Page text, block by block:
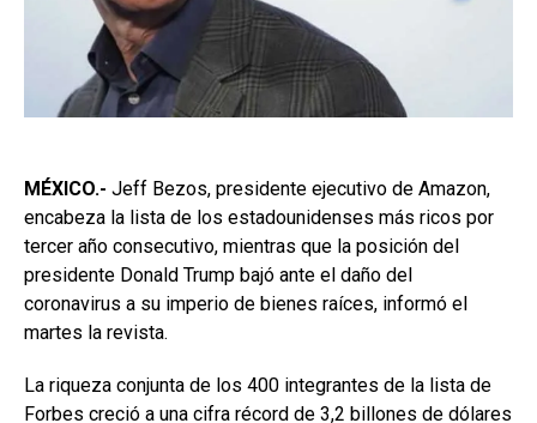
MÉXICO.- Jeff Bezos, presidente ejecutivo de Amazon,
encabeza la lista de los estadounidenses más ricos por
tercer año consecutivo, mientras que la posición del
presidente Donald Trump bajó ante el daño del
coronavirus a su imperio de bienes raíces, informó el
martes la revista.
La riqueza conjunta de los 400 integrantes de la lista de
Forbes creció a una cifra récord de 3,2 billones de dólares